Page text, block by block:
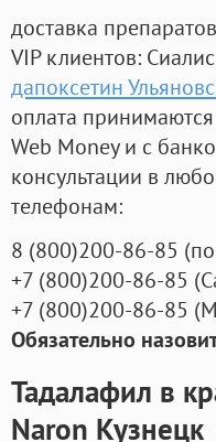
доставка
VIP клиентов:
дапоксетин
оплата
Web Money и с
консультации в
телефонам:
8 (800)200-86-85 (
+7 (800)200-86-85 (
+7 (800)200-86-85 (
Обязательно
Тадалафил в
Naron Кузнецк